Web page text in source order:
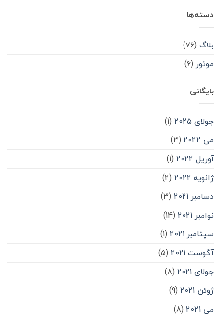
دسته‌ها
بلاگ (۷۶)
موتور (۶)
بایگانی
جولای 2025
(1)
می 2022
(3)
آوریل 2022
(1)
ژانویه 2022
(2)
دسامبر 2021
(3)
نوامبر 2021
(14)
سپتامبر 2021
(1)
آگوست 2021
(5)
جولای 2021
(8)
ژوئن 2021
(9)
می 2021
(8)